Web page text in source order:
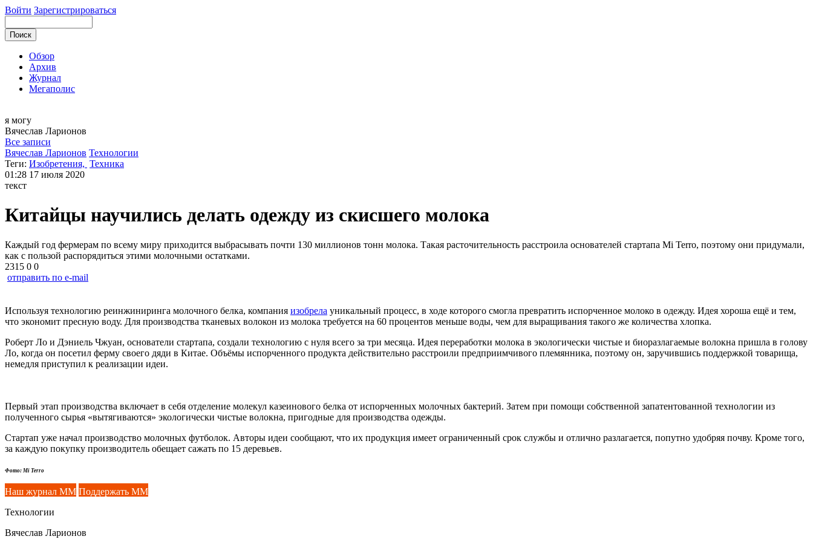
Войти Зарегистрироваться
Обзор
Архив
Журнал
Мегаполис
я могу
Вячеслав Ларионов
Все записи
Вячеслав Ларионов Технологии
Теги: Изобретения, Техника
01:28 17 июля 2020
текст
Китайцы научились делать одежду из скисшего молока
Каждый год фермерам по всему миру приходится выбрасывать почти 130 миллионов тонн молока. Такая расточительность расстроила основателей стартапа Mi Terro, поэтому они придумали,
как с пользой распорядиться этими молочными остатками.
2315 0 0
отправить по e-mail
Используя технологию реинжиниринга молочного белка, компания изобрела уникальный процесс, в ходе которого смогла превратить испорченное молоко в одежду. Идея хороша ещё и тем,
что экономит пресную воду. Для производства тканевых волокон из молока требуется на 60 процентов меньше воды, чем для выращивания такого же количества хлопка.
Роберт Ло и Дэниель Чжуан, основатели стартапа, создали технологию с нуля всего за три месяца. Идея переработки молока в экологически чистые и биоразлагаемые волокна пришла в голову
Ло, когда он посетил ферму своего дяди в Китае. Объёмы испорченного продукта действительно расстроили предприимчивого племянника, поэтому он, заручившись поддержкой товарища,
немедля приступил к реализации идеи.
Первый этап производства включает в себя отделение молекул казеинового белка от испорченных молочных бактерий. Затем при помощи собственной запатентованной технологии из
полученного сырья «вытягиваются» экологически чистые волокна, пригодные для производства одежды.
Стартап уже начал производство молочных футболок. Авторы идеи сообщают, что их продукция имеет ограниченный срок службы и отлично разлагается, попутно удобряя почву. Кроме того,
за каждую покупку производитель обещает сажать по 15 деревьев.
Фото: Mi Terro
Наш журнал ММ Поддержать ММ
Технологии
Вячеслав Ларионов